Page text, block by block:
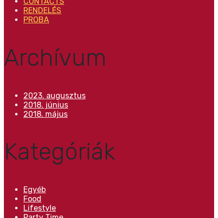
RENDELÉS
PROBA
Archívum
2023. augusztus
2018. június
2018. május
Kategóriák
Egyéb
Food
Lifestyle